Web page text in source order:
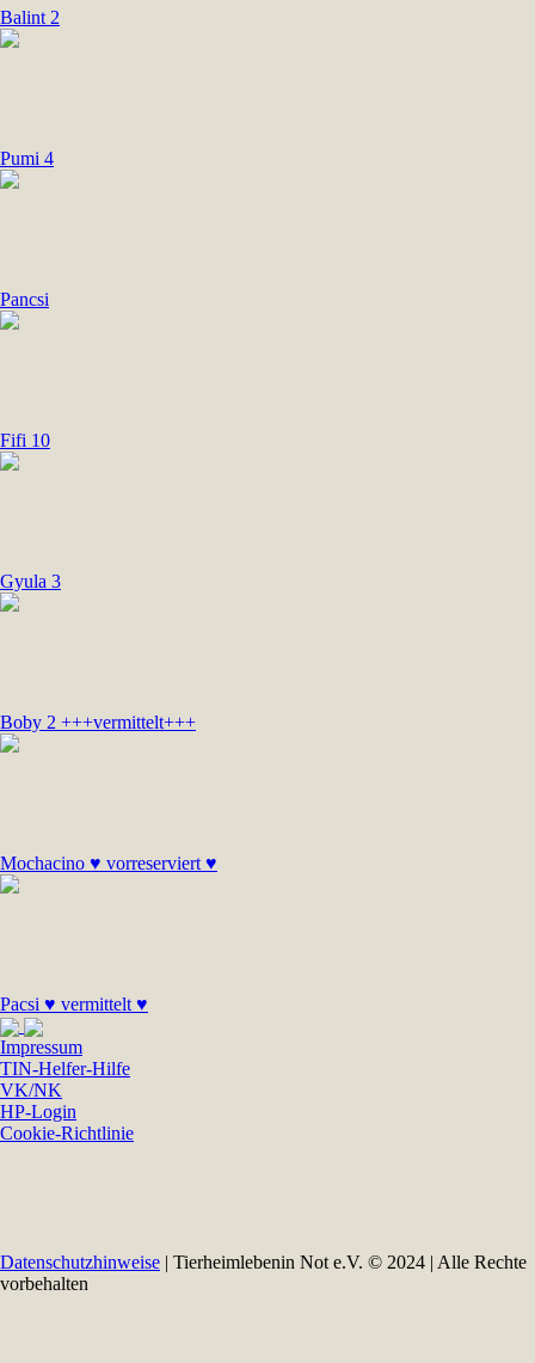
Balint 2
Pumi 4
Pancsi
Fifi 10
Gyula 3
Boby 2 +++vermittelt+++
Mochacino ♥ vorreserviert ♥
Pacsi ♥ vermittelt ♥
Impressum
TIN-Helfer-Hilfe
VK/NK
HP-Login
Cookie-Richtlinie
Datenschutzhinweise | Tierheimlebenin Not e.V. © 2024 | Alle Rechte
vorbehalten